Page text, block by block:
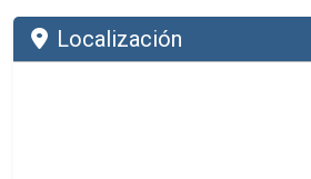
Localización